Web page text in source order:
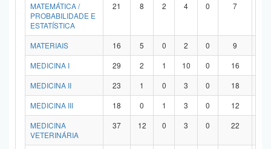
MATEMÁTICA /
PROBABILIDADE E
ESTATÍSTICA
21 8 2 4 0 7
MATERIAIS 16 5 0 2 0 9
MEDICINA I
29 2 1 10 0 16
MEDICINA II
23 1 0 3 0 18
MEDICINA III
18 0 1 3 0 12
MEDICINA
VETERINÁRIA
37 12 0 3 0 22